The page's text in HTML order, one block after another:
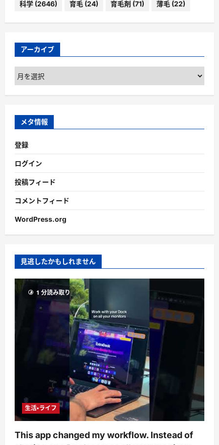
科学 (2646) 育毛 (24) 育毛剤 (71) 薄毛 (22)
アーカイブ
ア
ー
カ
ブ
メタ情報
登録
ログイン
投稿フィード
コメントフィード
WordPress.org
見逃したかもしれません
1 分読み取り
生活・ライフ
This app changed my workflow. Instead of